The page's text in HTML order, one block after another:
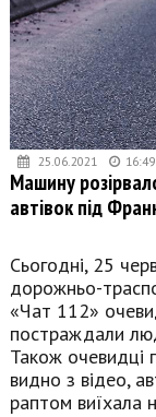
25.06.2021 16:49
Машину
автівок під
Сьогодні, 25
дорожньо-
«Чат 112»
постраждали
Також очевидці
видно з відео,
раптом виїхала